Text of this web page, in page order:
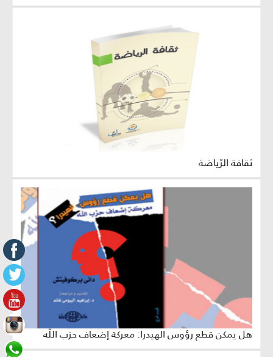
ثقافة الرّياضة
هل يمكن قطع رؤوس الهيدرا: معركة إضعاف حزب اللّه